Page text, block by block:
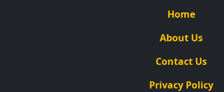
Home
About Us
Contact Us
Privacy Policy